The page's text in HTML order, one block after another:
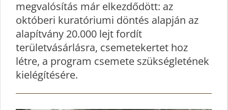
megvalósítás már elkezdődött: az
októberi kuratóriumi döntés alapján az
alapítvány 20.000 lejt fordít
területvásárlásra, csemetekertet hoz
létre, a program csemete szükségletének
kielégítésére.